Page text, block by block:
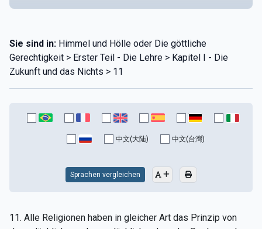
Sie sind in: Himmel und Hölle oder Die göttliche
Gerechtigkeit > Erster Teil - Die Lehre > Kapitel I - Die
Zukunft und das Nichts > 11
中文(大陆) 中文(台灣)
Sprachen vergleichen
11. Alle Religionen haben in gleicher Art das Prinzip von